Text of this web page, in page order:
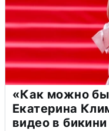
«Как можно
Екатерина
видео в бикини